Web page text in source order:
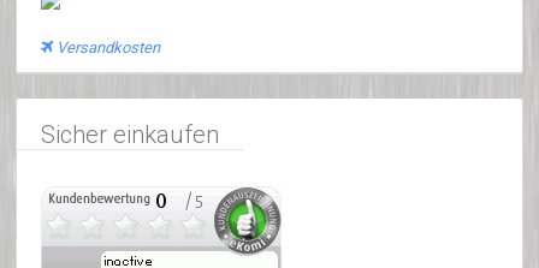
Versandkosten
Sicher einkaufen